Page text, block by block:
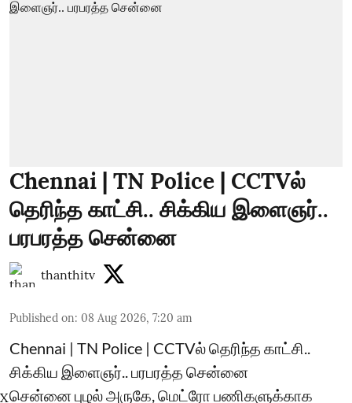
Chennai | TN Police | CCTVல்
தெரிந்த காட்சி.. சிக்கிய இளைஞர்..
பரபரத்த சென்னை
thanthitv
Published on: 08 Aug 2026, 7:20 am
Chennai | TN Police | CCTVல் தெரிந்த காட்சி..
சிக்கிய இளைஞர்.. பரபரத்த சென்னை
சென்னை புழல் அருகே, மெட்ரோ பணிகளுக்காக
X